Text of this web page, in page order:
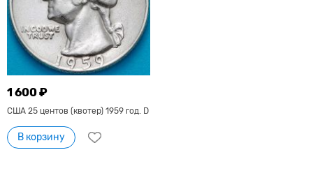
1 600 ₽
США 25 центов (квотер) 1959 год. D
В корзину